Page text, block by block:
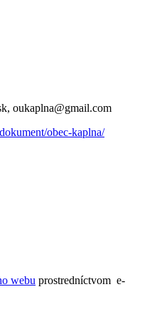
oukaplna@gmail.com
obec-kaplna/
webu prostredníctvom e-